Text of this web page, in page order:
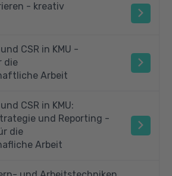
- kreativ
CSR in KMU -
die
Arbeit
CSR in KMU:
und Reporting -
die
Arbeit